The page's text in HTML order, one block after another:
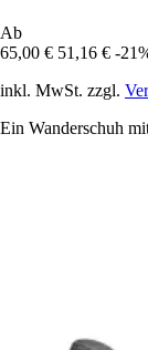
Ab
65,00 € 51,16 € -
inkl. MwSt. zzgl.
Ein Wanderschuh